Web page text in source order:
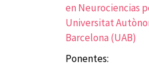
en Neurociencias
Universitat
Barcelona (UAB)
Ponentes: